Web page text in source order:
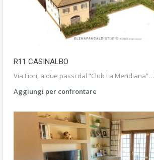
R11 CASINALBO
Via Fiori, a due passi dal “Club La Meridiana”…
Aggiungi per confrontare